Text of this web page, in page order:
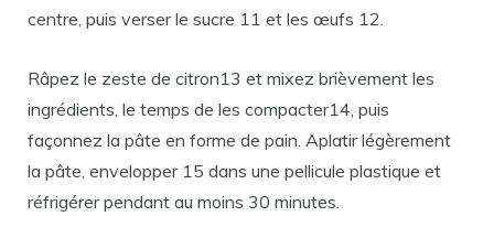
centre, puis verser le sucre 11 et les œufs 12.
Râpez le zeste de citron13 et mixez brièvement les
ingrédients, le temps de les compacter14, puis
façonnez la pâte en forme de pain. Aplatir légèrement
la pâte, envelopper 15 dans une pellicule plastique et
réfrigérer pendant au moins 30 minutes.